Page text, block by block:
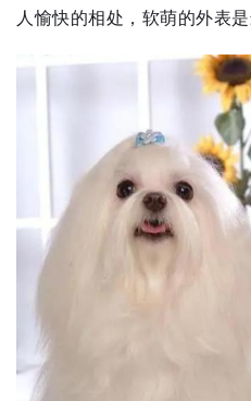
人愉快的相处，软萌的外表